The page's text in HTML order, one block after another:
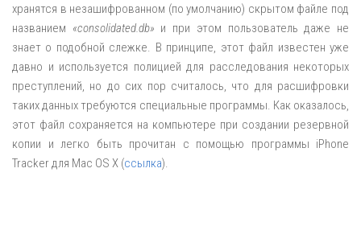
хранятся в незашифрованном (по умолчанию) скрытом файле под
названием «consolidated.db» и при этом пользователь даже не
знает о подобной слежке. В принципе, этот файл известен уже
давно и используется полицией для расследования некоторых
преступлений, но до сих пор считалось, что для расшифровки
таких данных требуются специальные программы. Как оказалось,
этот файл сохраняется на компьютере при создании резервной
копии и легко быть прочитан с помощью программы iPhone
Tracker для Mac OS X (ссылка).